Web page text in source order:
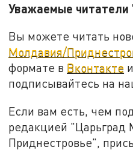
Уважаемые
Вы можете читать
Молдавия/
формате в Вконтакте и
подписывайтесь на
Если вам есть, чем
редакцией "Царьград
Приднестровье",